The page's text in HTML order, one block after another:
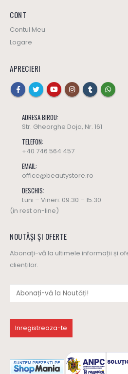
CONT
Contul Meu
Logare
APRECIERI
ADRESA BIROU:
Str. Gheorghe Doja, Nr. 161
TELEFON:
+40 746 564 457
EMAIL:
office@beautystore.ro
DESCHIS:
Luni – Vineri: 09.30 – 15.30
(in rest on-line)
NOUTĂȘI ȘI OFERTE
Abonați-vă la ultimele informații și
clienților.